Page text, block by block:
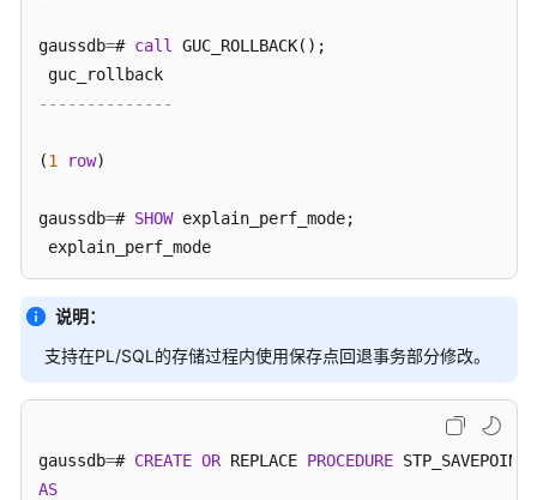
务
系
表
视
图
配
gaussdb=# call
GUC_ROLLBACK();
--------------
(1 row)
gaussdb=# SHOW explain_perf_mode;
-------------------
normal
说明：
支持在PL/SQL的存储过程内使用保存点回退事务部分修改。
gaussdb=# CREATE OR REPLACE PROCEDURE
AS